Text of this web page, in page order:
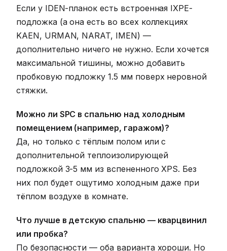
Если у IDEN-планок есть встроенная IXPE-
подложка (а она есть во всех коллекциях
KAEN, URMAN, NARAT, IMEN) —
дополнительно ничего не нужно. Если хочется
максимальной тишины, можно добавить
пробковую подложку 1.5 мм поверх неровной
стяжки.
Можно ли SPC в спальню над холодным
помещением (например, гаражом)?
Да, но только с тёплым полом или с
дополнительной теплоизолирующей
подложкой 3-5 мм из вспененного XPS. Без
них пол будет ощутимо холодным даже при
тёплом воздухе в комнате.
Что лучше в детскую спальню — кварцвинил
или пробка?
По безопасности — оба варианта хороши. Но